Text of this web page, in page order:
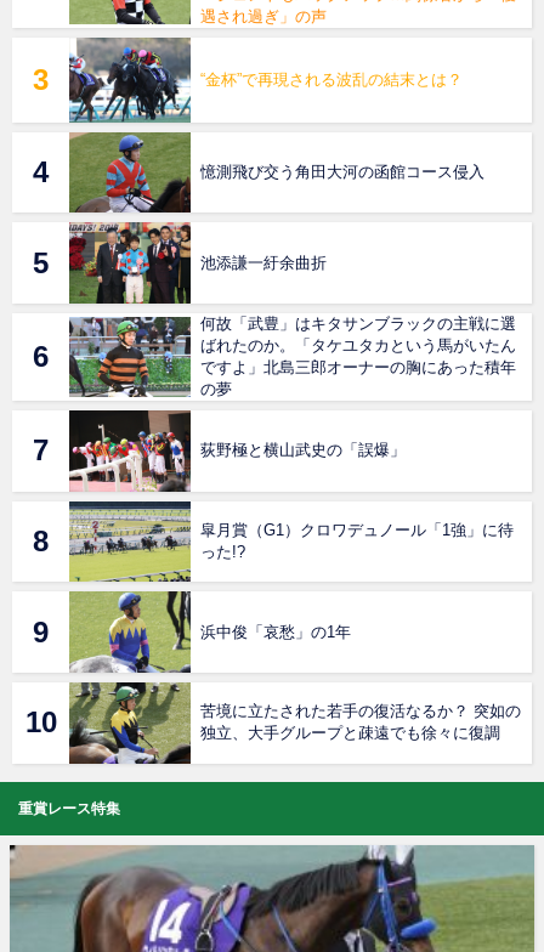
遇され過ぎ」の声
“金杯”で再現される波乱の結末とは？
憶測飛び交う角田大河の函館コース侵入
池添謙一紆余曲折
何故「武豊」はキタサンブラックの主戦に選
ばれたのか。「タケユタカという馬がいたん
ですよ」北島三郎オーナーの胸にあった積年
の夢
荻野極と横山武史の「誤爆」
皐月賞（G1）クロワデュノール「1強」に待
った!?
浜中俊「哀愁」の1年
苦境に立たされた若手の復活なるか？ 突如の
独立、大手グループと疎遠でも徐々に復調
重賞レース特集